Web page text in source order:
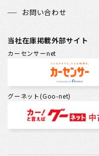
お問い合わせ
当社在庫掲載外部サイト
カーセンサーnet
グーネット(Goo-net)